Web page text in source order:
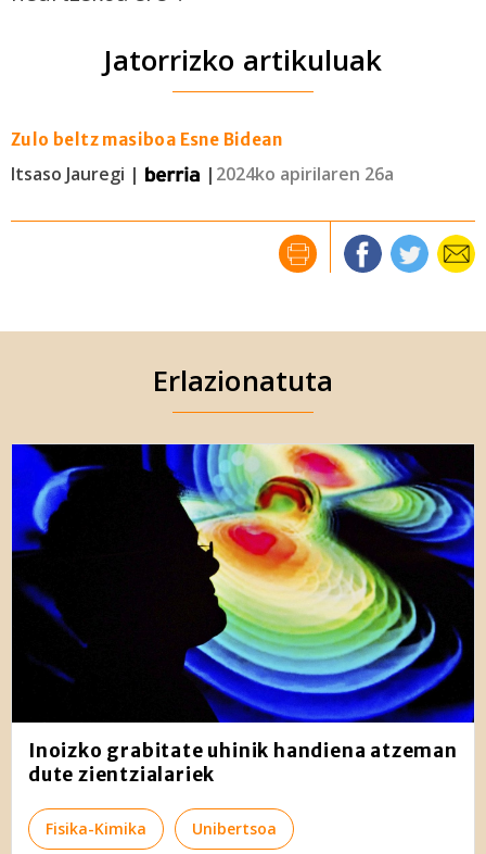
Jatorrizko artikuluak
Zulo beltz masiboa Esne Bidean
Itsaso Jauregi | | 2024ko apirilaren 26a
Erlazionatuta
Inoizko grabitate uhinik handiena atzeman
dute zientzialariek
Fisika-Kimika Unibertsoa